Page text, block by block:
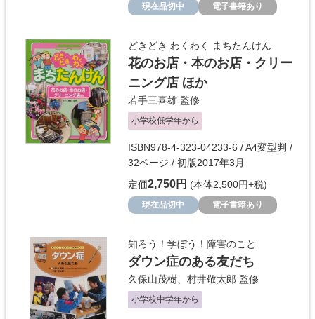
現在品切中 電子書籍あり
どきどき わくわく まちたんけん
花のお店・本のお店・クリー
ニング店 ほか
若手三喜雄 監修
小学校低学年から
ISBN978-4-323-04233-6 / A4変型判 /
32ページ / 初版2017年3月
定価2,750円 (本体2,500円+税)
現在品切中 電子書籍あり
知ろう！学ぼう！障害のこと
ダウン症のある友だち
久保山茂樹 村井敬太郎 監修
小学校中学年から